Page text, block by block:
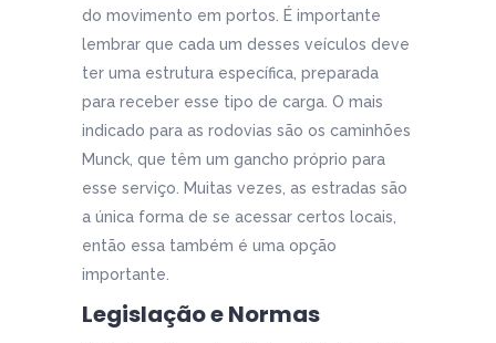
do movimento em portos. É importante
lembrar que cada um desses veículos deve
ter uma estrutura específica, preparada
para receber esse tipo de carga. O mais
indicado para as rodovias são os caminhões
Munck, que têm um gancho próprio para
esse serviço. Muitas vezes, as estradas são
a única forma de se acessar certos locais,
então essa também é uma opção
importante.
Legislação e Normas